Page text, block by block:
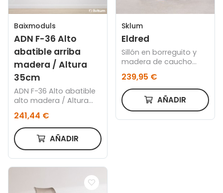
Baixmoduls
ADN F-36 Alto
abatible arriba
madera / Altura
35cm
ADN F-36 Alto abatible
alto madera / Altura
241,44 €
AÑADIR
Sklum
Eldred
Sillón en borreguito y
madera de caucho
239,95 €
AÑADIR